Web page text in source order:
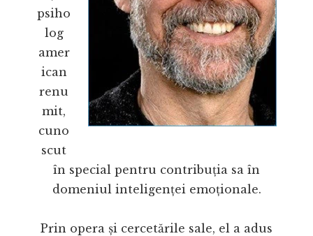
psiho
log
amer
ican
renu
mit,
cuno
scut
în special pentru contribuția sa în
domeniul inteligenței emoționale.
Prin opera și cercetările sale, el a adus